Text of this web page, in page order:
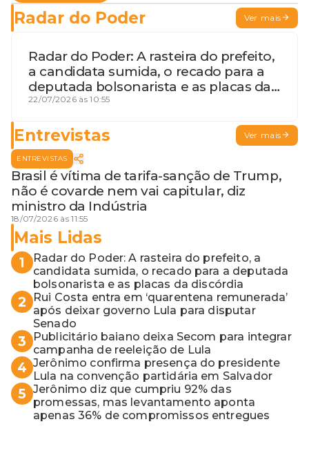
Radar do Poder Ver mais
Radar do Poder: A rasteira do prefeito,
a candidata sumida, o recado para a
deputada bolsonarista e as placas da
discórdia
22/07/2026 às 10:55
Entrevistas Ver mais
ENTREVISTAS
Brasil é vítima de tarifa-sanção de Trump,
não é covarde nem vai capitular, diz
ministro da Indústria
18/07/2026 às 11:55
Mais Lidas
1
Radar do Poder: A rasteira do prefeito, a
candidata sumida, o recado para a deputada
bolsonarista e as placas da discórdia
2
Rui Costa entra em ‘quarentena remunerada’
após deixar governo Lula para disputar
Senado
3
Publicitário baiano deixa Secom para integrar
campanha de reeleição de Lula
4 Jerônimo confirma presença do presidente
Lula na convenção partidária em Salvador
5 Jerônimo diz que cumpriu 92% das
promessas, mas levantamento aponta
apenas 36% de compromissos entregues